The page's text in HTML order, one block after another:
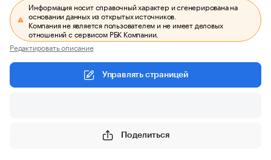
Информация носит справочный характер и сгенерирована на
основании данных из открытых источников.
Компания не является пользователем и не имеет деловых
отношений с сервисом РБК Компании.
Редактировать описание
Управлять страницей
Поделиться